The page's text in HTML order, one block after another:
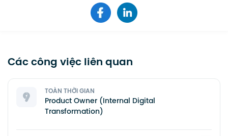
Các công việc liên quan
TOÀN THỜI GIAN
Product Owner (Internal Digital
Transformation)